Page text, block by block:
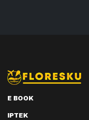
E BOOK
IPTEK